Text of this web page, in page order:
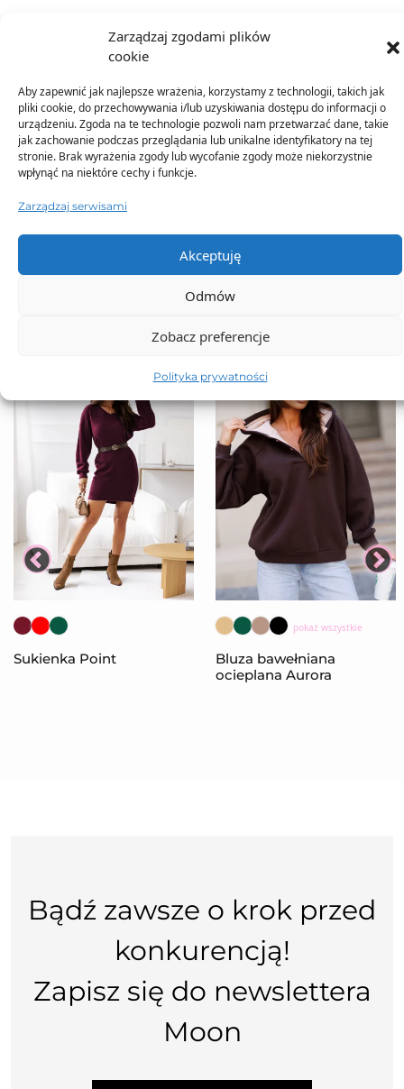
Zarządzaj zgodami plików
cookie
Aby zapewnić jak najlepsze wrażenia, korzystamy z technologii, takich jak
pliki cookie, do przechowywania i/lub uzyskiwania dostępu do informacji o
urządzeniu. Zgoda na te technologie pozwoli nam przetwarzać dane, takie
jak zachowanie podczas przeglądania lub unikalne identyfikatory na tej
stronie. Brak wyrażenia zgody lub wycofanie zgody może niekorzystnie
wpłynąć na niektóre cechy i funkcje.
Zarządzaj serwisami
Akceptuję
Odmów
Zobacz preferencje
Polityka prywatności
Dodatkowe informacje
TO SIĘ TERAZ SPRZEDAJE
Sukienka Point
pokaż wszystkie
Bluza bawełniana
ocieplana Aurora
Bądź zawsze o krok przed
konkurencją!
Zapisz się do newslettera
Moon